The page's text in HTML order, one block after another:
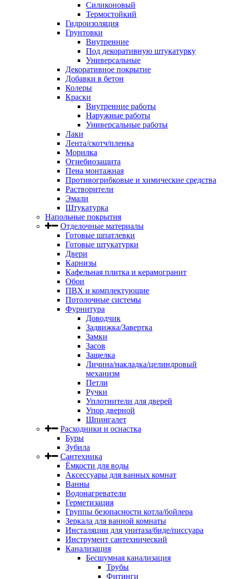
Силиконовый
Термостойкий
Гидроизоляция
Грунтовки
Внутренние
Под декоративную штукатурку
Универсальные
Декоративное покрытие
Добавки в бетон
Колеры
Краски
Внутренние работы
Наружные работы
Универсальные работы
Лаки
Лента/скотч/пленка
Морилка
Огнебиозащита
Пена монтажная
Противогрибковые и химические средства
Растворители
Эмали
Штукатурка
Напольные покрытия
Отделочные материалы
Готовые шпатлевки
Готовые штукатурки
Двери
Карнизы
Кафельная плитка и керамогранит
Обои
ПВХ и комплектующие
Потолочные системы
Фурнитура
Доводчик
Задвижка/Завертка
Замки
Засов
Защелка
Личина/накладка/целиндровый
механизм
Петли
Ручки
Уплотнители для дверей
Упор дверной
Шпингалет
Расходники и оснастка
Буры
Зубила
Сантехника
Ёмкости для воды
Аксессуары для ванных комнат
Ванны
Водонагреватели
Герметизация
Группы безопасности котла/бойлера
Зеркала для ванной комнаты
Инсталяции для унитаза/биде/писсуара
Инструмент сантехнический
Канализация
Бесшумная канализация
Трубы
Фитинги